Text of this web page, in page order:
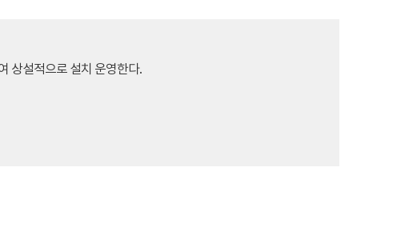
상설적으로 설치 운영한다.